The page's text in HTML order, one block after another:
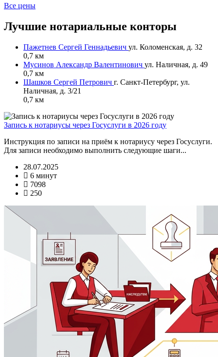
Все цены
Лучшие нотариальные конторы
Пажетнев Сергей Геннадьевич ул. Коломенская, д. 32
0,7 км
Мусинов Александр Валентинович ул. Наличная, д. 49
0,7 км
Шашков Сергей Петрович г. Санкт-Петербург, ул.
Наличная, д. 3/21
0,7 км
Запись к нотариусы через Госуслуги в 2026 году
Инструкция по записи на приём к нотариусу через Госуслуги.
Для записи необходимо выполнить следующие шаги...
28.07.2025
6 минут
7098
250